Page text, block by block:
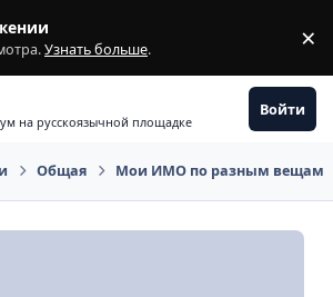
Узнать больше. ×
на русскоязычной площадке
Войти
Общая Мои ИМО по разным вещам